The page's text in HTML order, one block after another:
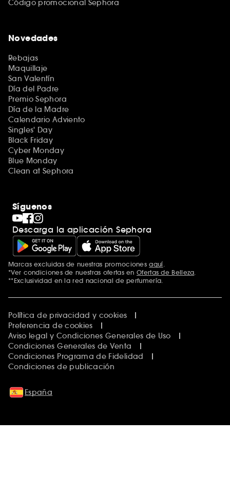
Código promocional Sephora
Novedades
Rebajas
Maquillaje
San Valentín
Día del Padre
Premio Sephora
Día de la Madre
Calendario Adviento
Singles' Day
Black Friday
Cyber Monday
Blue Monday
Clean at Sephora
Síguenos
Descarga la aplicación Sephora
Marcas excluidas de nuestras promocionesaquí
*Ver condiciones de nuestras ofertas en Ofertas de Belleza
**Exclusividad en la red nacional de perfumería.
Política de privacidad y cookies
Preferencia de cookies
Aviso legal y Condiciones Generales de Uso
Condiciones Generales de Venta
Condiciones Programa de Fidelidad
Condiciones de publicación
España